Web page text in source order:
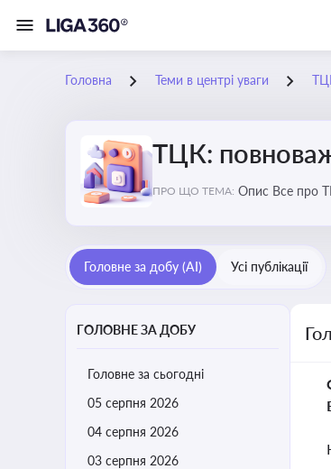
Головна Теми в центрі уваги
ТЦК:
ПРО ЩО ТЕМА: Опис Все
Головне за добу (AI) Усі публікації
ГОЛОВНЕ ЗА ДОБУ
Головне за сьогодні
05 серпня 2026
04 серпня 2026
03 серпня 2026